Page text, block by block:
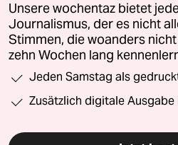
Unsere wochentaz bietet
Journalismus, der es nicht
Stimmen, die woanders
zehn Wochen lang
Jeden Samstag als
Zusätzlich digitale